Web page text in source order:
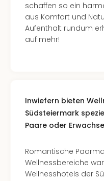
schaffen so ein
aus Komfort und
Aufenthalt rundum
auf mehr!
Inwiefern bieten
Südsteiermark
Paare oder
Romantische
Wellnessbereiche
Wellnesshotels der